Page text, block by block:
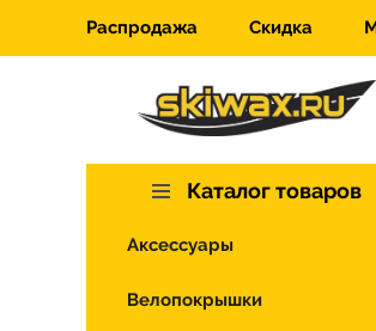
Распродажа Скидка
Каталог товаров
Аксессуары
Велопокрышки